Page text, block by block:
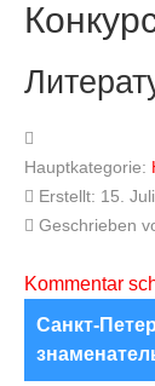
Hauptkategorie:
Erstellt: 15.
Geschrieben
Kommentar
Санкт-